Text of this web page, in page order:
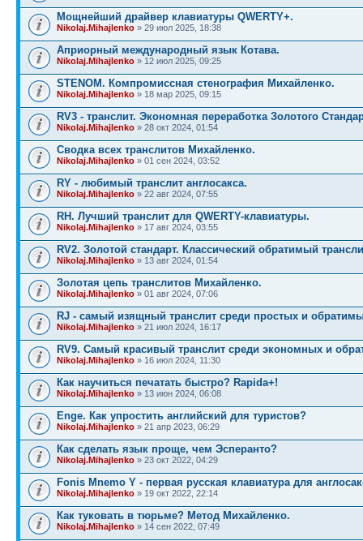
Мощнейший драйвер клавиатуры QWERTY+.
Nikolaj.Mihajlenko » 29 июл 2025, 18:38
Априорный международный язык Котава.
Nikolaj.Mihajlenko » 12 июл 2025, 09:25
STENOM. Компромиссная стенография Михайленко.
Nikolaj.Mihajlenko » 18 мар 2025, 09:15
RV3 - транслит. Экономная переработка Золотого
Nikolaj.Mihajlenko » 28 окт 2024, 01:54
Сводка всех транслитов Михайленко.
Nikolaj.Mihajlenko » 01 сен 2024, 03:52
RY - любимый транслит англосакса.
Nikolaj.Mihajlenko » 22 авг 2024, 07:55
RH. Лучший транслит для QWERTY-клавиатуры.
Nikolaj.Mihajlenko » 17 авг 2024, 03:55
RV2. Золотой стандарт. Классический обратимый
Nikolaj.Mihajlenko » 13 авг 2024, 01:54
Золотая цепь транслитов Михайленко.
Nikolaj.Mihajlenko » 01 авг 2024, 07:06
RJ - самый изящный транслит среди простых и
Nikolaj.Mihajlenko » 21 июл 2024, 16:17
RV9. Самый красивый транслит среди экономных и
Nikolaj.Mihajlenko » 16 июл 2024, 11:30
Как научиться печатать быстро? Rapida+!
Nikolaj.Mihajlenko » 13 июн 2024, 06:08
Enge. Как упростить английский для туристов?
Nikolaj.Mihajlenko » 21 апр 2023, 06:29
Как сделать язык проще, чем Эсперанто?
Nikolaj.Mihajlenko » 23 окт 2022, 04:29
Fonis Mnemo Y - первая русская клавиатура для
Nikolaj.Mihajlenko » 19 окт 2022, 22:14
Как туковать в тюрьме? Метод Михайленко.
Nikolaj.Mihajlenko » 14 сен 2022, 07:49